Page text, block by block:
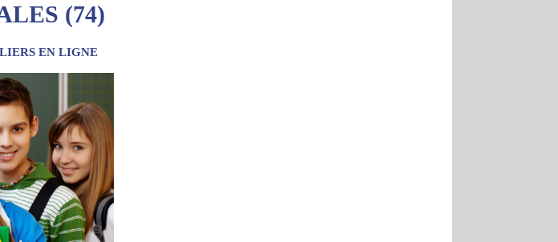
(74)
EN LIGNE